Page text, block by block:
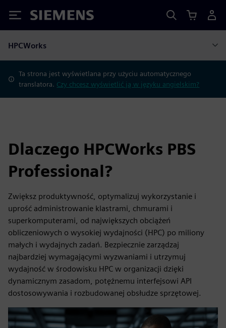
Siemens
HPCWorks
Ta strona jest wyświetlana przy użyciu automatycznego
translatora. Czy chcesz wyświetlić ją w języku angielskim?
Dlaczego HPCWorks PBS
Professional?
Zwiększ produktywność, optymalizuj wykorzystanie i
uprość administrowanie klastrami, chmurami i
superkomputerami, od największych obciążeń
obliczeniowych o wysokiej wydajności (HPC) po miliony
małych i wydajnych zadań. Bezpiecznie zarządzaj
najbardziej wymagającymi wyzwaniami i utrzymuj
wydajność w środowisku HPC w organizacji dzięki
dynamicznym zasadom, potężnemu interfejsowi API
dostosowywania i rozbudowanej obsłudze sprzętowej.